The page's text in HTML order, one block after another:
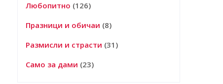
Любопитно (126)
Празници и обичаи (8)
Размисли и страсти (31)
Само за дами (23)